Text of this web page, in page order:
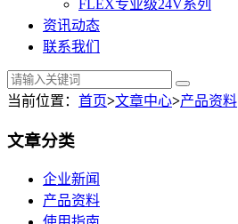
FLEX专业级24V系列
资讯动态
联系我们
当前位置： 首页>文章中心>产品资料
文章分类
企业新闻
产品资料